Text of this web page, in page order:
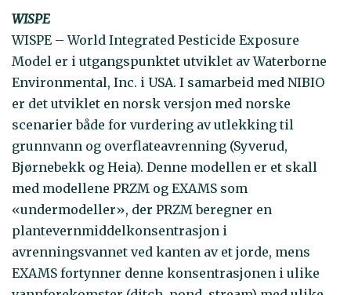
WISPE
WISPE – World Integrated Pesticide Exposure
Model er i utgangspunktet utviklet av Waterborne
Environmental, Inc. i USA. I samarbeid med NIBIO
er det utviklet en norsk versjon med norske
scenarier både for vurdering av utlekking til
grunnvann og overflateavrenning (Syverud,
Bjørnebekk og Heia). Denne modellen er et skall
med modellene PRZM og EXAMS som
«undermodeller», der PRZM beregner en
plantevernmiddelkonsentrasjon i
avrenningsvannet ved kanten av et jorde, mens
EXAMS fortynner denne konsentrasjonen i ulike